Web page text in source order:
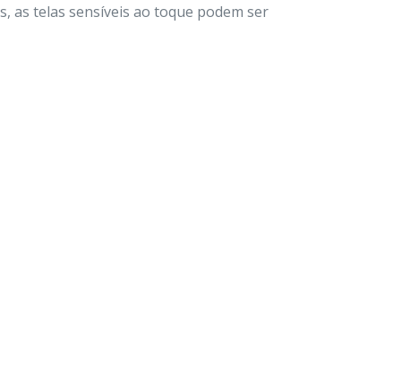
as telas sensíveis ao toque podem ser